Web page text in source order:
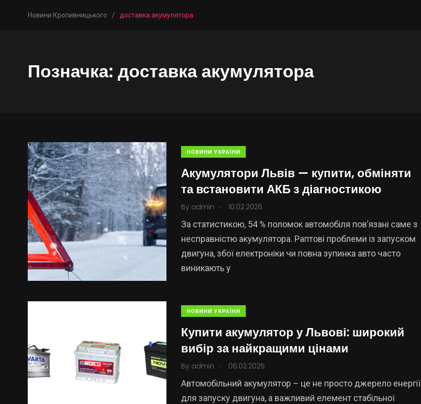
Новини Кропивницького / доставка акумулятора
Позначка: доставка акумулятора
НОВИНИ УКРАЇНИ
Акумулятори Львів — купити, обміняти
та встановити АКБ з діагностикою
By admin . 10.02.2026
За статистикою, 54 % поломок автомобіля пов’язані саме з
несправністю акумулятора. Раптові проблеми із запуском
двигуна, збої електроніки чи повна зупинка авто часто
виникають у
НОВИНИ УКРАЇНИ
Купити акумулятор у Львові: широкий
вибір за найкращими цінами
By admin . 06.02.2025
Автомобільний акумулятор – це не просто джерело енергії
для запуску двигуна, а важливий елемент стабільної